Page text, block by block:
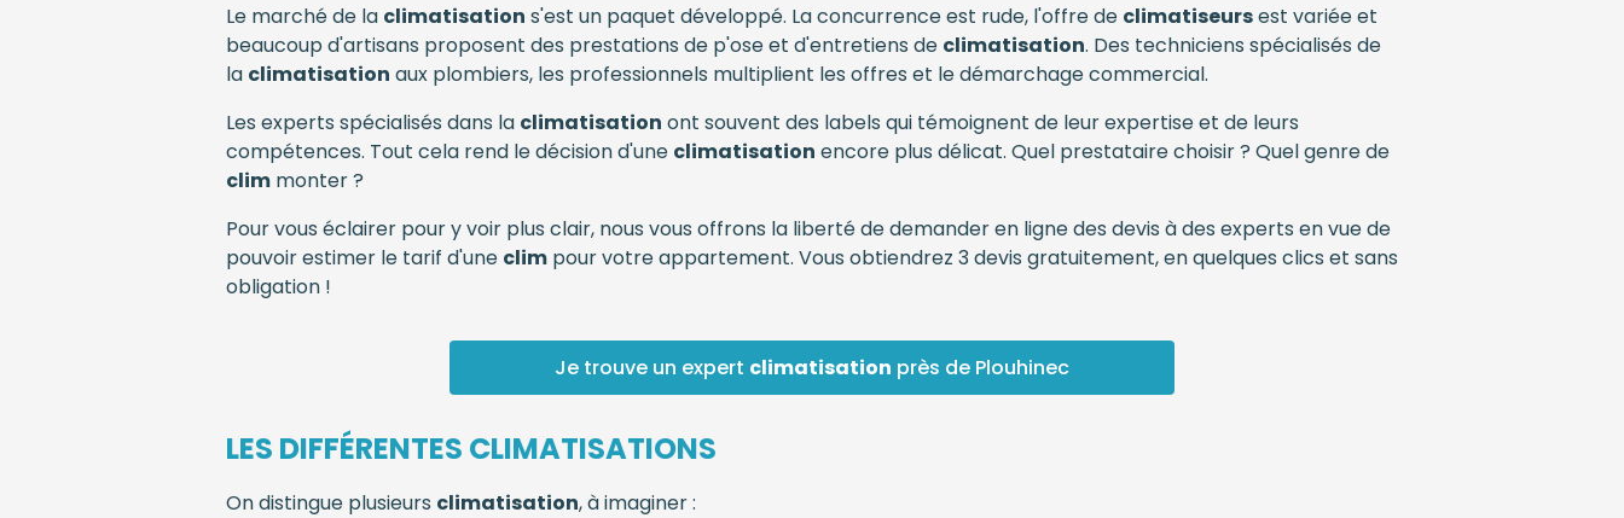
Le marché de la climatisation s'est un paquet développé. La concurrence est rude, l'offre de climatiseursest variée et
beaucoup d'artisans proposent des prestations de p'ose et d'entretiens de climatisation. Des techniciens spécialisés de
la climatisation aux plombiers, les professionnels multiplient les offres et le démarchage commercial.
Les experts spécialisés dans la climatisation ont souvent des labels qui témoignent de leur expertise et de leurs
compétences. Tout cela rend le décision d'une climatisation encore plus délicat. Quel prestataire choisir ? Quel genre de
clim monter ?
Pour vous éclairer pour y voir plus clair, nous vous offrons la liberté de demander en ligne des devis à des experts en vue de
pouvoir estimer le tarif d'une clim pour votre appartement. Vous obtiendrez 3 devis gratuitement, en quelques clics et sans
obligation !
Je trouve un expert climatisation près de Plouhinec
LES DIFFÉRENTES CLIMATISATIONS
On distingue plusieurs climatisation, à imaginer :